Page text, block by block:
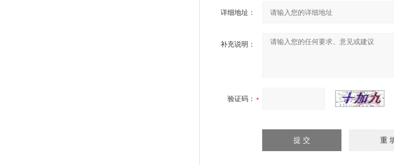
详细地址：
补充说明：
验证码：